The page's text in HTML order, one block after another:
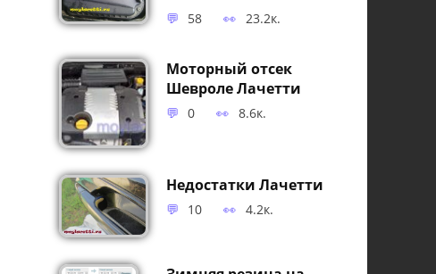
58 23.2к.
Моторный отсек
Шевроле Лачетти
0 8.6к.
Недостатки Лачетти
10 4.2к.